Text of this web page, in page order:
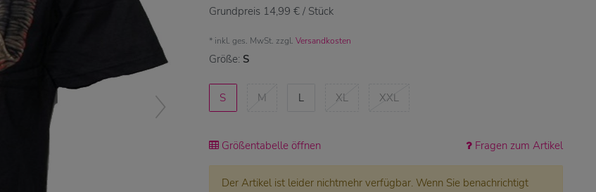
Grundpreis 14,99 € / Stück
* inkl. ges. MwSt. zzgl. Versandkosten
Größe: S
S M L XL XXL
Größentabelle öffnen Fragen zum Artikel
Der Artikel ist leider nichtmehr verfügbar. Wenn Sie benachrichtigt